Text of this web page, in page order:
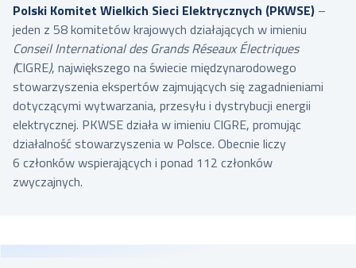
Komitet Rozwoju Systemu (System Development
Committee),
Komitet Pracy Systemu (System Operations Committee
Komitet Badań, Rozwoju i Innowacji ( Research,
Development & Innovation Committee),
Grupa ds. Prawa i Regulacji działająca na zasadach
komitetu (Legal and Regulatory Group).
W październiku 2021 r. ENTSO-E powołała zespół projektowy
Polski Komitet Wielkich Sieci Elektrycznych (PKWSE) –
jeden z 58 komitetów krajowych działających w imieniu
Conseil International des Grands Réseaux Électriques
(CIGRE), największego na świecie międzynarodowego
stowarzyszenia ekspertów zajmujących się zagadnieniami
dotyczącymi wytwarzania, przesyłu i dystrybucji energii
elektrycznej. PKWSE działa w imieniu CIGRE, promując
działalność stowarzyszenia w Polsce. Obecnie liczy
6 członków wspierających i ponad 112 członków
zwyczajnych.